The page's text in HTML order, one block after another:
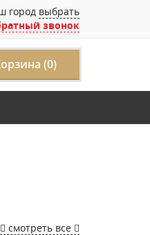
город выбрать
звонок
(0)
смотреть все